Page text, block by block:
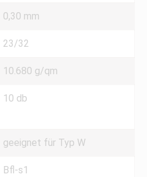
0,30 mm
23/32
10.680 g/qm
10 db
geeignet für Typ W
Bfl-s1